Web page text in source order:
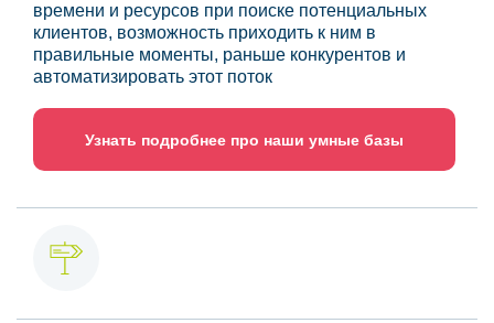
времени и ресурсов при поиске потенциальных
клиентов, возможность приходить к ним в
правильные моменты, раньше конкурентов и
автоматизировать этот поток
Узнать подробнее про наши умные базы